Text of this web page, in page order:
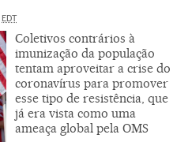
EDT
Coletivos contrários à
imunização da população
tentam aproveitar a crise do
coronavírus para promover
esse tipo de resistência, que
já era vista como uma
ameaça global pela OMS